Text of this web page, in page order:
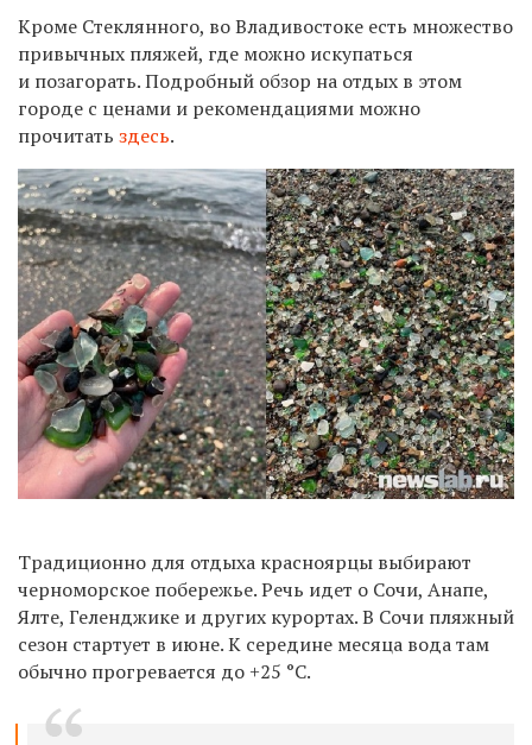
Кроме Стеклянного, во Владивостоке есть множество
привычных пляжей, где можно искупаться
и позагорать. Подробный обзор на отдых в этом
городе с ценами и рекомендациями можно
прочитать здесь.
Традиционно для отдыха красноярцы выбирают
черноморское побережье. Речь идет о Сочи, Анапе,
Ялте, Геленджике и других курортах. В Сочи пляжный
сезон стартует в июне. К середине месяца вода там
обычно прогревается до +25 °C.